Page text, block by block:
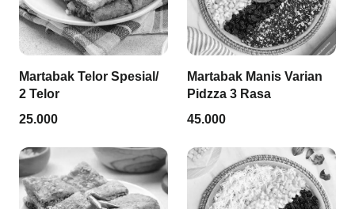
Martabak Telor Spesial/
2 Telor
25.000
Martabak Manis Varian
Pidzza 3 Rasa
45.000